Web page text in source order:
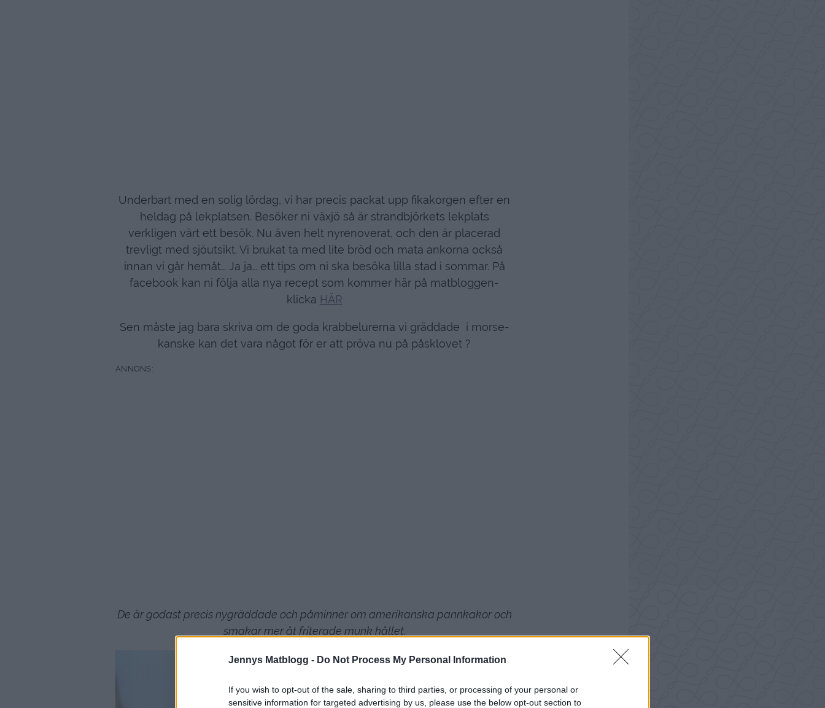
Jennys Matblogg - Do Not Process My Personal Information
If you wish to opt-out of the sale, sharing to third parties, or processing of your personal or
sensitive information for targeted advertising by us, please use the below opt-out section to
Underbart med en solig lördag, vi har precis packat upp fikakorgen efter en
heldag på lekplatsen. Besöker ni växjö så är strandbjörkets lekplats
verkligen värt ett besök. Nu även helt nyrenoverat, och den är placerad
trevligt med sjöutsikt. Vi brukat ta med lite bröd och mata ankorna också
innan vi går hemåt… Ja ja… ett tips om ni ska besöka lilla stad i sommar. På
facebook kan ni följa alla nya recept som kommer här på matbloggen-
klicka HÄR
Sen måste jag bara skriva om de goda krabbelurerna vi gräddade i morse-
kanske kan det vara något för er att pröva nu på påsklovet ?
De är godast precis nygräddade och påminner om amerikanska pannkakor och
smakar mer åt friterade munk hållet.